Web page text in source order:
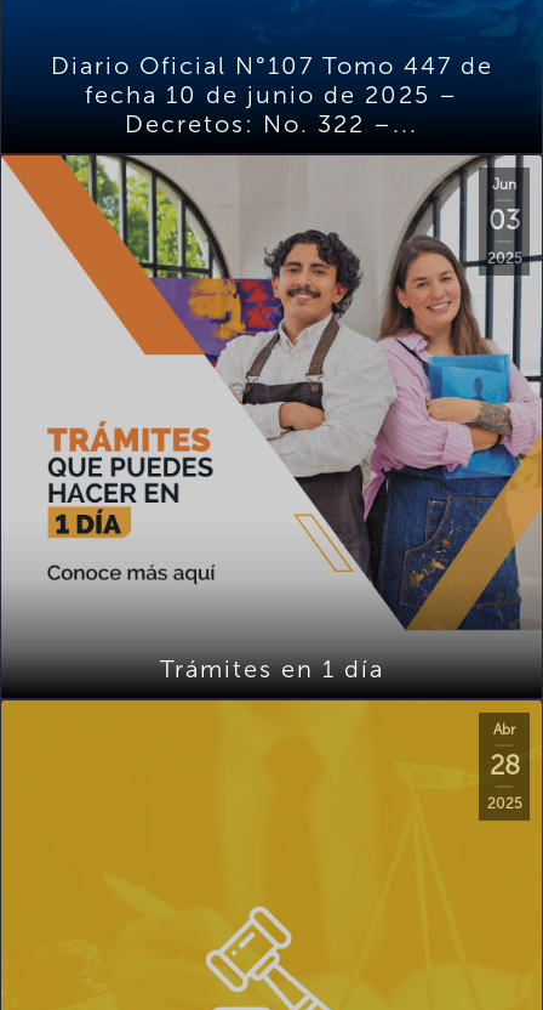
Diario Oficial N°107 Tomo 447 de
fecha 10 de junio de 2025 –
Decretos: No. 322 –...
Jun
03
2025
Trámites en 1 día
Abr
28
2025